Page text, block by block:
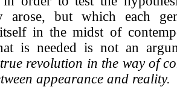
arose, but which each
in the midst of
is needed is not an
revolution in the way of
appearance and reality.